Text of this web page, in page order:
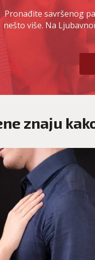
Pronađite savršenog
nešto više. Na
znaju